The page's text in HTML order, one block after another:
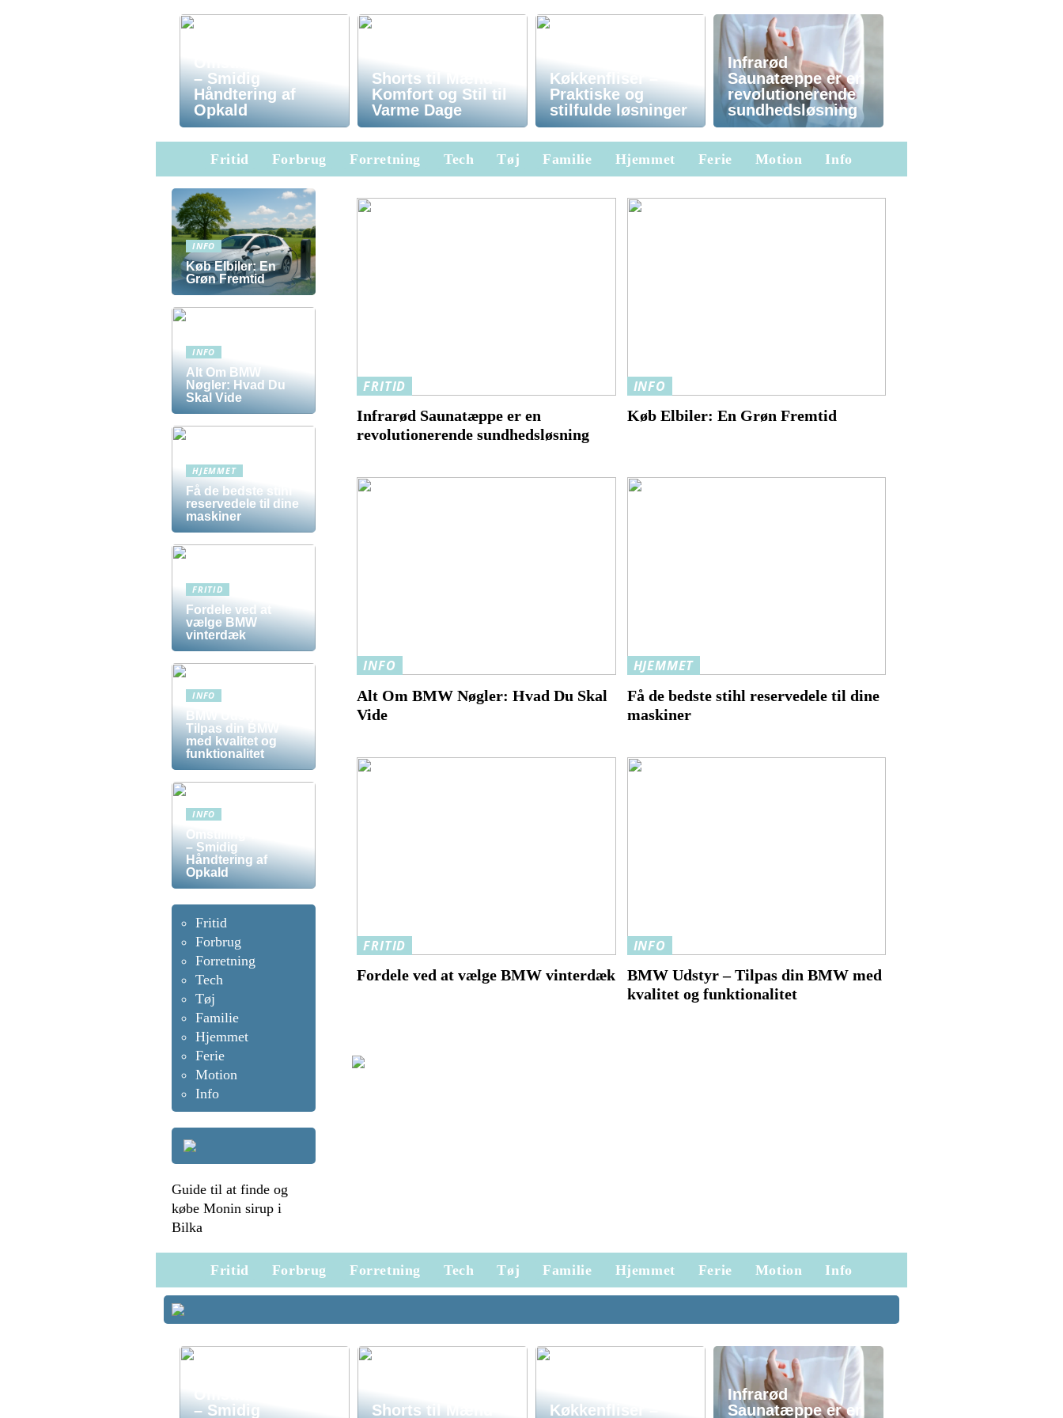
– Smidig
Håndtering af
Opkald
Shorts til Mænd –
Komfort og Stil til
Varme Dage
Køkkenfliser –
Praktiske og
stilfulde løsninger
Infrarød
Saunatæppe er en
revolutionerende
sundhedsløsning
Fritid Forbrug Forretning Tech Tøj Familie Hjemmet Ferie Motion Info
FRITID
Infrarød Saunatæppe er en
revolutionerende sundhedsløsning
INFO
Køb Elbiler: En Grøn Fremtid
INFO
Alt Om BMW Nøgler: Hvad Du Skal
Vide
HJEMMET
Få de bedste stihl reservedele til dine
maskiner
FRITID
Fordele ved at vælge BMW vinterdæk
INFO
BMW Udstyr – Tilpas din BMW med
kvalitet og funktionalitet
INFO
Køb Elbiler: En
Grøn Fremtid
INFO
Alt Om BMW
Nøgler: Hvad Du
Skal Vide
HJEMMET
Få de bedste stihl
reservedele til dine
maskiner
FRITID
Fordele ved at
vælge BMW
vinterdæk
INFO
BMW Udstyr –
Tilpas din BMW
med kvalitet og
funktionalitet
INFO
Omstilling Telefon
– Smidig
Håndtering af
Opkald
Fritid
Forbrug
Forretning
Tech
Tøj
Familie
Hjemmet
Ferie
Motion
Info
Guide til at finde og
købe Monin sirup i
Bilka
Fritid Forbrug Forretning Tech Tøj Familie Hjemmet Ferie Motion Info
– Smidig
Shorts til Mænd –
Køkkenfliser –
Infrarød
Saunatæppe er en